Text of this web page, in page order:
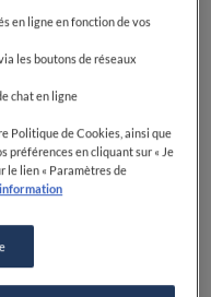
en ligne en fonction de vos
les boutons de réseaux
chat en ligne
Politique de Cookies, ainsi que
préférences en cliquant sur « Je
le lien « Paramètres de